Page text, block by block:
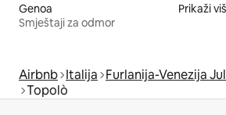
Genoa
Smještaji za odmor
Prikaži
Airbnb Italija Furlanija-Venezija
Topolò